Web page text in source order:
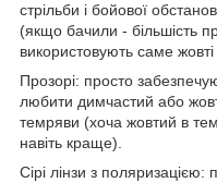
стрільби і бойової
(якщо бачили - більшість
використовують саме жовті
Прозорі: просто
любити димчастий або
темряви (хоча жовтий в
навіть краще).
Сірі лінзи з